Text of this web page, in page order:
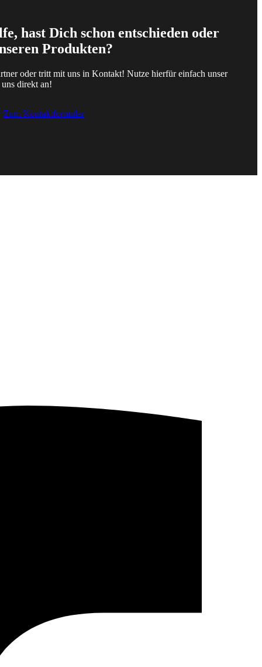
hast Dich schon entschieden oder
Produkten?
oder tritt mit uns in Kontakt! Nutze hierfür einfach unser
direkt an!
Zum Kontaktformular